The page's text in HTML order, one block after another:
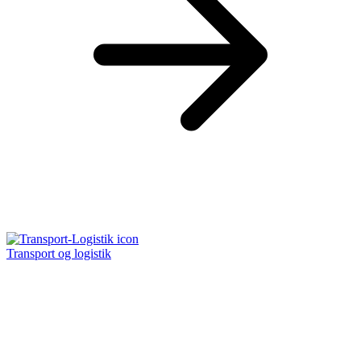
Transport og logistik